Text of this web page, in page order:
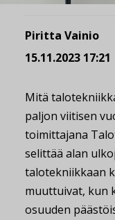
Piritta Vainio
15.11.2023 17:21
Mitä
paljon viitisen
toimittajana
selittää alan
talotekniikkaan
muuttuivat, kun
osuuden